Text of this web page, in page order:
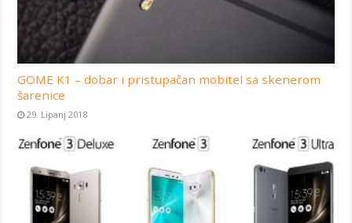
GOME K1 – dobar i pristupačan mobitel sa skenerom
šarenice
29. Lipanj 2018